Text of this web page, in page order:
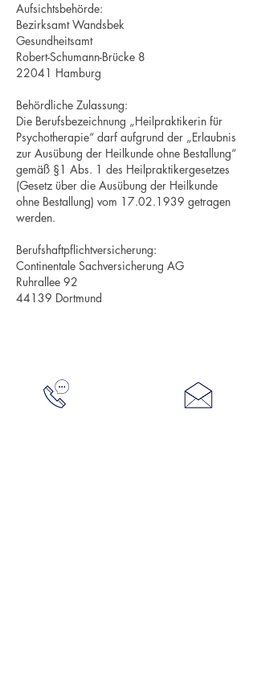
Aufsichtsbehörde:
Bezirksamt Wandsbek
Gesundheitsamt
Robert-Schumann-Brücke 8
22041 Hamburg
Behördliche Zulassung:
Die Berufsbezeichnung „Heilpraktikerin für
Psychotherapie“ darf aufgrund der „Erlaubnis
zur Ausübung der Heilkunde ohne Bestallung“
gemäß §1 Abs. 1 des Heilpraktikergesetzes
(Gesetz über die Ausübung der Heilkunde
ohne Bestallung) vom 17.02.1939 getragen
werden.
Berufshaftpflichtversicherung:
Continentale Sachversicherung AG
Ruhrallee 92
44139 Dortmund